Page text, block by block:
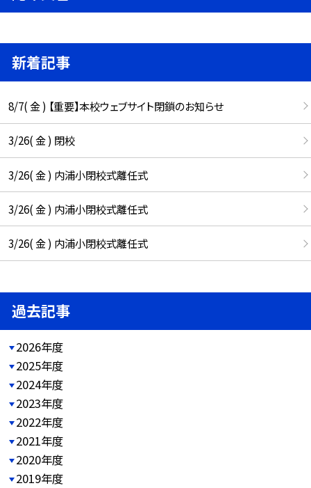
新着記事
8/7( 金 ) 【重要】本校ウェブサイト閉鎖のお知らせ
3/26( 金 ) 閉校
3/26( 金 ) 内浦小閉校式離任式
3/26( 金 ) 内浦小閉校式離任式
3/26( 金 ) 内浦小閉校式離任式
過去記事
2026年度
2025年度
2024年度
2023年度
2022年度
2021年度
2020年度
2019年度